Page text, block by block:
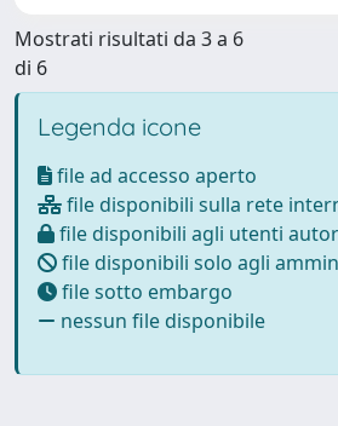
Mostrati risultati da 3 a 6
di 6
Legenda icone
file ad accesso aperto
file disponibili sulla rete
file disponibili agli utenti
file disponibili solo agli
file sotto embargo
nessun file disponibile